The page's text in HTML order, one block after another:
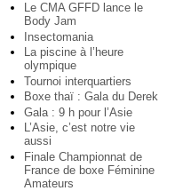
Le CMA GFFD lance le
Body Jam
Insectomania
La piscine à l’heure
olympique
Tournoi interquartiers
Boxe thaï : Gala du Derek
Gala : 9 h pour l’Asie
L’Asie, c’est notre vie
aussi
Finale Championnat de
France de boxe Féminine
Amateurs